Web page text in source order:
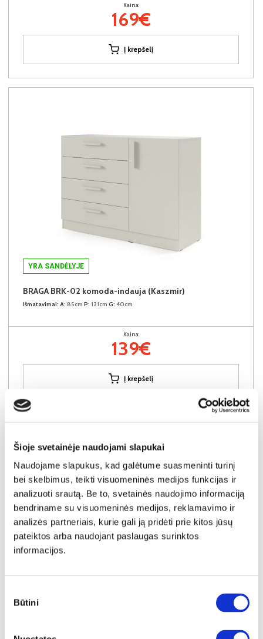
Šioje svetainėje naudojami slapukai
Naudojame slapukus, kad galėtume suasmeninti turinį
bei skelbimus, teikti visuomeninės medijos funkcijas ir
analizuoti srautą. Be to, svetainės naudojimo informaciją
bendriname su visuomeninės medijos, reklamavimo ir
analizės partneriais, kurie gali ją pridėti prie kitos jūsų
pateiktos arba naudojant paslaugas surinktos
informacijos.
pasirinkimas
Būtini
Kaina:
169€
Į krepšelį
YRA SANDĖLYJE
BRAGA BRK-02 komoda-indauja (Kaszmir)
Išmatavimai: A: 85cm P: 121cm G: 40cm
Kaina:
139€
Į krepšelį